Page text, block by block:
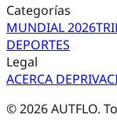
Categorías
MUNDIAL 2026TRI
DEPORTES
Legal
ACERCA DE
©2026AUTFLO.